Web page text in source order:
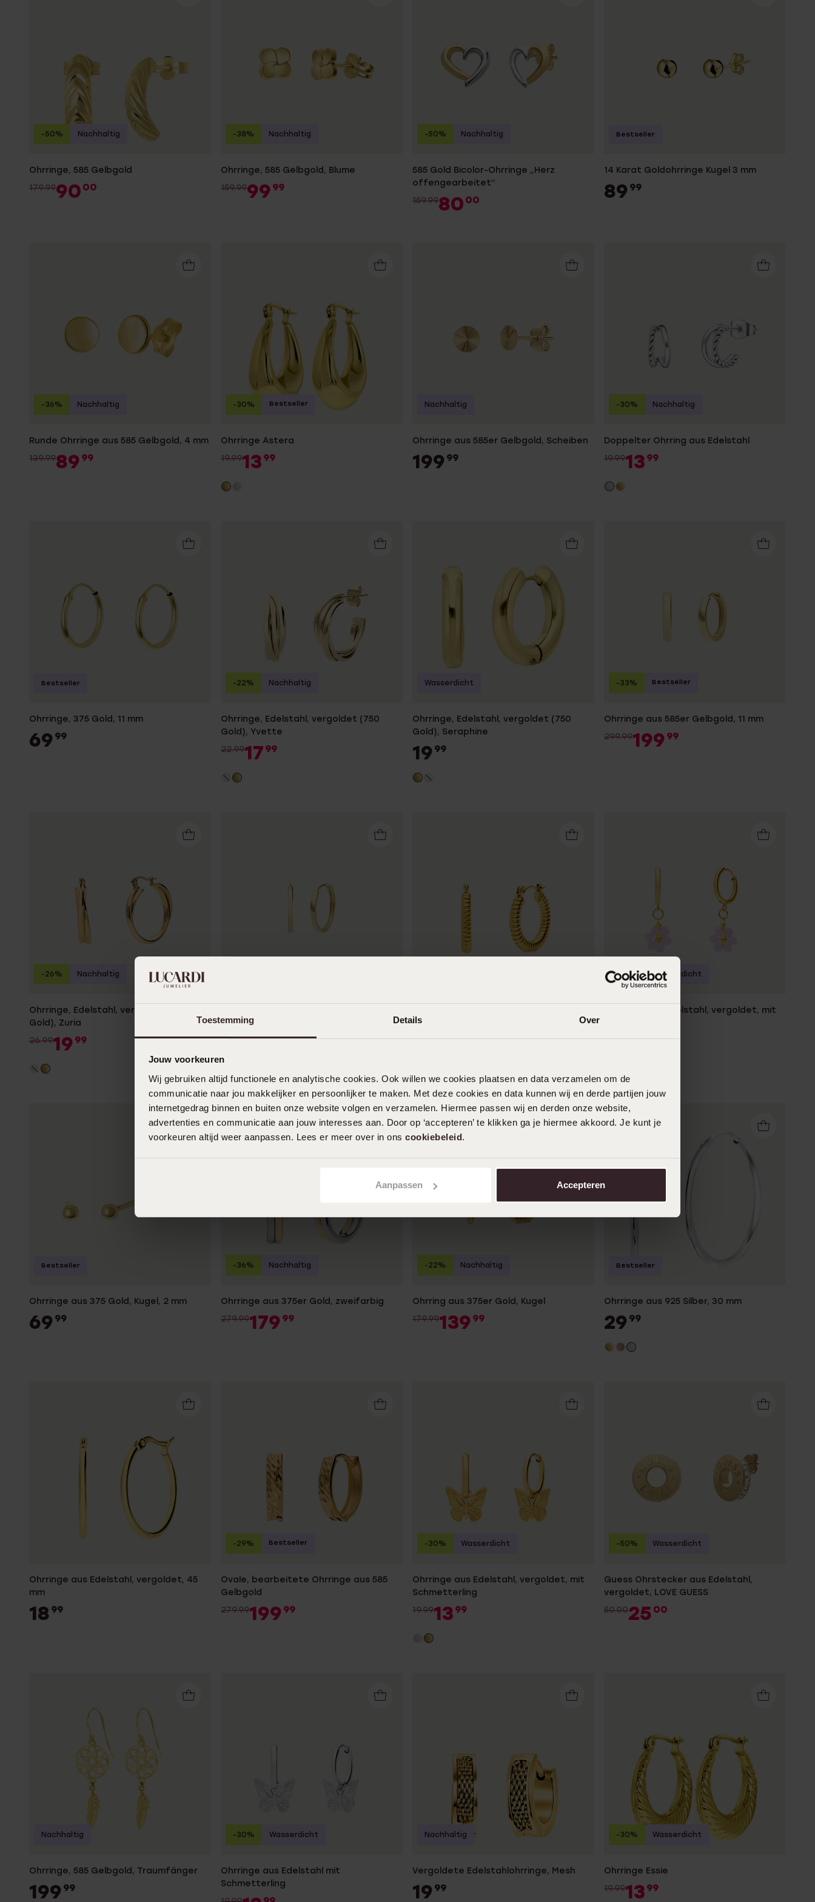
Toestemming Details Over
Jouw voorkeuren
Wij gebruiken altijd functionele en analytische cookies. Ook willen we cookies plaatsen en data verzamelen om de
communicatie naar jou makkelijker en persoonlijker te maken. Met deze cookies en data kunnen wij en derde partijen jouw
internetgedrag binnen en buiten onze website volgen en verzamelen. Hiermee passen wij en derden onze website,
advertenties en communicatie aan jouw interesses aan. Door op ‘accepteren’ te klikken ga je hiermee akkoord. Je kunt je
voorkeuren altijd weer aanpassen. Lees er meer over in ons cookiebeleid.
Aanpassen Accepteren
Accessoires
Ohrringe, 585 Gelbgold
179.9990 00
-50% Nachhaltig
Ohrringe, 585 Gelbgold, Blume
159.9999 99
-38% Nachhaltig
585 Gold Bicolor-Ohrringe „Herz
offengearbeitet“
159.9980 00
-50% Nachhaltig
14 Karat Goldohrringe Kugel 3 mm
89 99
Bestseller
Runde Ohrringe aus 585 Gelbgold, 4 mm
139.9989 99
-36% Nachhaltig
Ohrringe Astera
19.9913 99
-30% Bestseller
Ohrringe aus 585er Gelbgold, Scheiben
199 99
Nachhaltig
Doppelter Ohrring aus Edelstahl
19.9913 99
-30% Nachhaltig
Ohrringe, 375 Gold, 11 mm
69 99
Bestseller
Ohrringe, Edelstahl, vergoldet (750
Gold), Yvette
22.9917 99
-22% Nachhaltig
Ohrringe, Edelstahl, vergoldet (750
Gold), Seraphine
19 99
Wasserdicht
Ohrringe aus 585er Gelbgold, 11 mm
299.99199 99
-33% Bestseller
Ohrringe, Edelstahl, vergoldet (750
Gold), Zuria
26.9919 99
-26% Nachhaltig
249
Verarbeitung
19.991399
Ohrringe aus Edelstahl, vergoldet, mit
19.991399
-30% Wasserdicht
Ohrringe aus 375 Gold, Kugel, 2 mm
69 99
Bestseller
Ohrringe aus 375er Gold, zweifarbig
279.99179 99
-36% Nachhaltig
Ohrring aus 375er Gold, Kugel
179.99139 99
-22% Nachhaltig
Ohrringe aus 925 Silber, 30 mm
29 99
Bestseller
Ohrringe aus Edelstahl, vergoldet, 45
mm
18 99
Ovale, bearbeitete Ohrringe aus 585
Gelbgold
279.99199 99
-29% Bestseller
Ohrringe aus Edelstahl, vergoldet, mit
Schmetterling
19.9913 99
-30% Wasserdicht
Guess Ohrstecker aus Edelstahl,
vergoldet, LOVE GUESS
50.0025 00
-50% Wasserdicht
Ohrringe, 585 Gelbgold, Traumfänger
199 99
Nachhaltig
Ohrringe aus Edelstahl mit
Schmetterling
-30% Wasserdicht
Vergoldete Edelstahlohrringe, Mesh
19 99
Nachhaltig
Ohrringe Essie
19.9913 99
-30% Wasserdicht